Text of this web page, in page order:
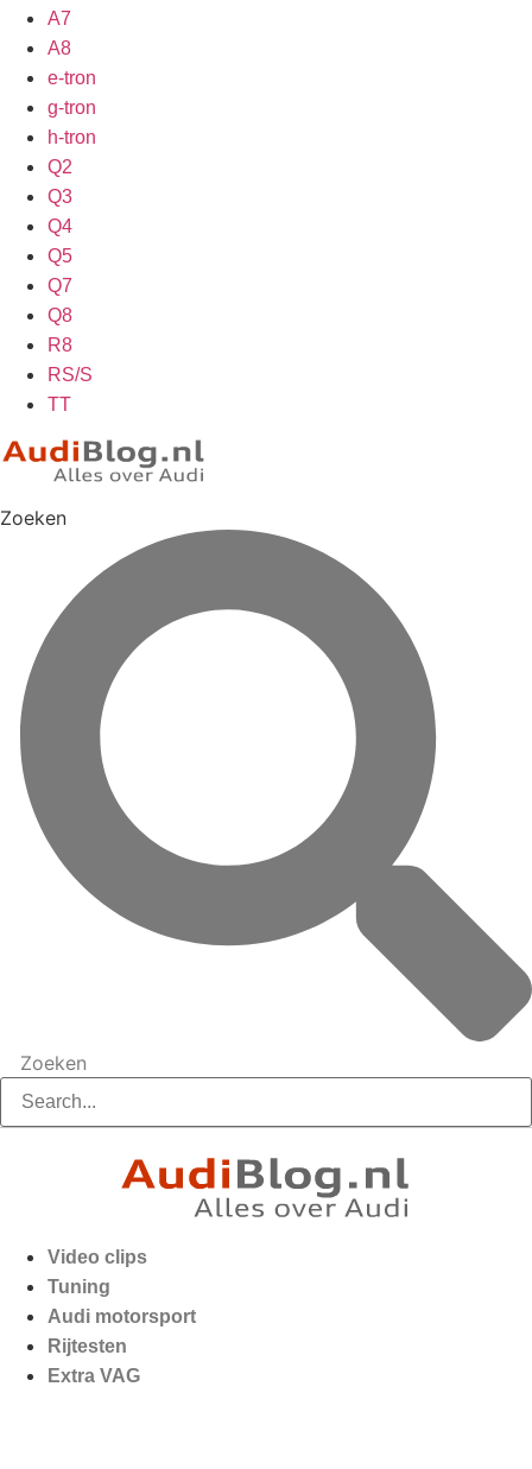
A7
A8
e-tron
g-tron
h-tron
Q2
Q3
Q4
Q5
Q7
Q8
R8
RS/S
TT
Zoeken
Zoeken
Video clips
Tuning
Audi motorsport
Rijtesten
Extra VAG